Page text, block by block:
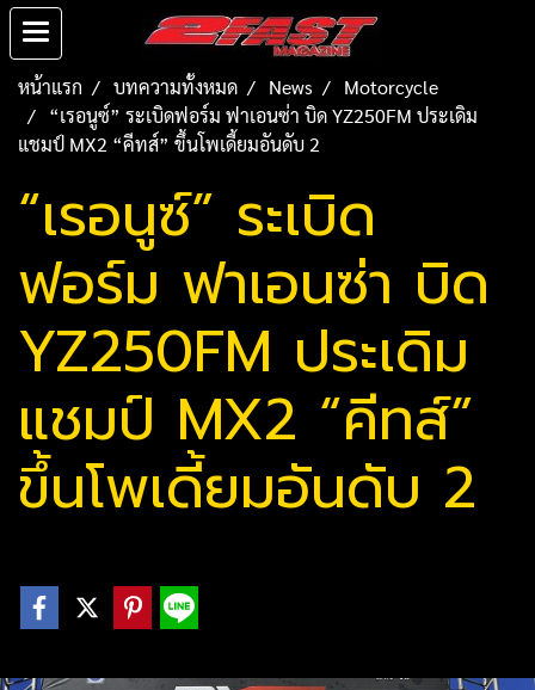
หน้าแรก บทความทั้งหมด News
Motorcycle
“เรอนูซ์” ระเบิดฟอร์ม ฟาเอนซ่า บิด YZ250FM ประเดิม
แชมป์ MX2 “คีทส์” ขึ้นโพเดี้ยมอันดับ 2
“เรอนูซ์” ระเบิด
ฟอร์ม ฟาเอนซ่า บิด
YZ250FM ประเดิม
แชมป์ MX2 “คีทส์”
ขึ้นโพเดี้ยมอันดับ 2